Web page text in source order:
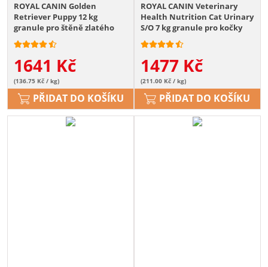
ROYAL CANIN Golden
Retriever Puppy 12 kg
granule pro štěně zlatého
retrívra
1641 Kč
(136.75 Kč / kg)
PŘIDAT DO KOŠÍKU
ROYAL CANIN Veterinary
Health Nutrition Cat Urinary
S/O 7 kg granule pro kočky
trpící onemocněním
močových cest
1477 Kč
(211.00 Kč / kg)
PŘIDAT DO KOŠÍKU